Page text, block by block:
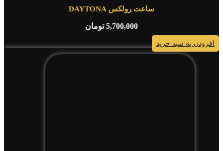
ساعت رولکس DAYTONA
5,700,000 تومان
افزودن به سبد خرید